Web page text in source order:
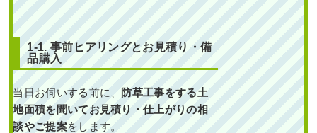
続きを読む
2023年8月10日/ 大阪市住吉区,植
栽, 大阪市 ソヨゴ , 常緑樹サ行
一
戸建て,大阪府,植栽
1-1. 事前ヒアリングとお見積り・備
品購入
当日お伺いする前に、 防草工事をする土
地面積を聞いてお見積り・仕上がりの相
談やご提案をします。